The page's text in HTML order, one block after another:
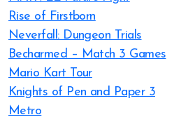
Rise of Firstborn
Neverfall: Dungeon Trials
Becharmed – Match 3 Games
Mario Kart Tour
Knights of Pen and Paper 3
Metro